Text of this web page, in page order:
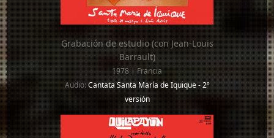
Grabación de estudio (con Jean-Louis
Barrault)
1978 | Francia
Audio:Cantata Santa María de Iquique - 2º
versión